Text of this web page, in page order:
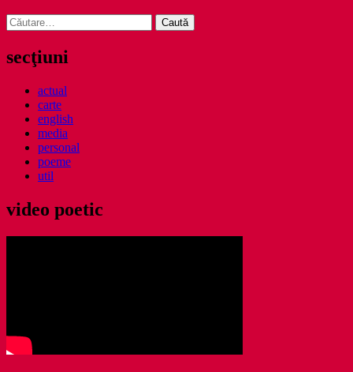
Caută
după:
secţiuni
actual
carte
english
media
personal
poeme
util
video poetic